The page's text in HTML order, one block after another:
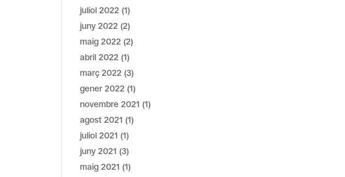
juliol 2022 (1)
juny 2022 (2)
maig 2022 (2)
abril 2022 (1)
març 2022 (3)
gener 2022 (1)
novembre 2021 (1)
agost 2021 (1)
juliol 2021 (1)
juny 2021 (3)
maig 2021 (1)